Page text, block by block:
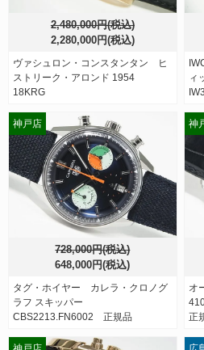
2,480,000円(税込)
2,280,000円(税込)
ヴァシュロン・コンスタンタン ヒ
ストリーク・アロンド 1954
18KRG
ィ
728,000円(税込)
648,000円(税込)
タグ・ホイヤー カレラ・クロノグ
ラフ スキッパー
CBS2213.FN6002 正規品
神戸店
オ
正
神